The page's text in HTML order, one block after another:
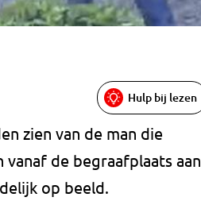
Hulp bij lezen
zien van de man die
de begraafplaats aan
op beeld.